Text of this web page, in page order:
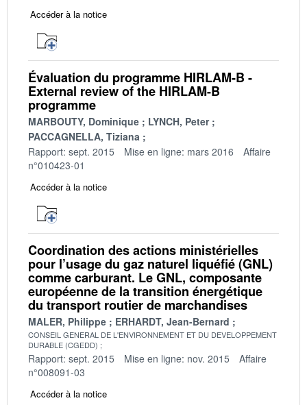
Accéder à la notice
Évaluation du programme HIRLAM-B -
External review of the HIRLAM-B
programme
MARBOUTY, Dominique
LYNCH, Peter
PACCAGNELLA, Tiziana
Rapport: sept. 2015
Mise en ligne: mars 2016
Affaire
n°010423-01
Accéder à la notice
Coordination des actions ministérielles
pour l’usage du gaz naturel liquéfié (GNL)
comme carburant. Le GNL, composante
européenne de la transition énergétique
du transport routier de marchandises
MALER, Philippe ERHARDT, Jean-Bernard
CONSEIL GENERAL DE L'ENVIRONNEMENT ET DU DEVELOPPEMENT
DURABLE (CGEDD)
Rapport: sept. 2015 Mise en ligne: nov. 2015
Affaire
n°008091-03
Accéder à la notice